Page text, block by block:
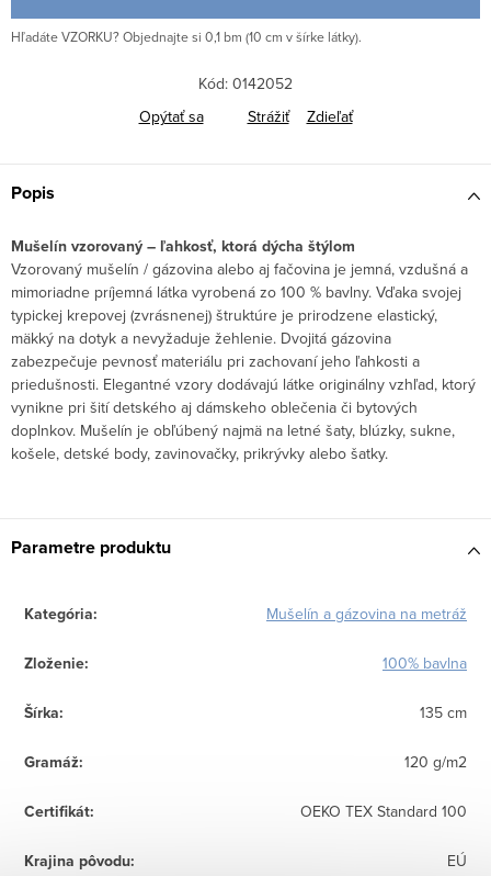
Hľadáte VZORKU? Objednajte si 0,1 bm (10 cm v šírke látky).
Kód: 0142052
Opýtať sa
Strážiť Zdieľať
Popis
Mušelín vzorovaný – ľahkosť, ktorá dýcha štýlom
Vzorovaný mušelín / gázovina alebo aj fačovina je jemná, vzdušná a
mimoriadne príjemná látka vyrobená zo 100 % bavlny. Vďaka svojej
typickej krepovej (zvrásnenej) štruktúre je prirodzene elastický,
mäkký na dotyk a nevyžaduje žehlenie. Dvojitá gázovina
zabezpečuje pevnosť materiálu pri zachovaní jeho ľahkosti a
priedušnosti. Elegantné vzory dodávajú látke originálny vzhľad, ktorý
vynikne pri šití detského aj dámskeho oblečenia či bytových
doplnkov. Mušelín je obľúbený najmä na letné šaty, blúzky, sukne,
košele, detské body, zavinovačky, prikrývky alebo šatky.
Parametre produktu
Kategória: Mušelín a gázovina na metráž
Zloženie: 100% bavlna
Šírka: 135 cm
Gramáž: 120 g/m2
Certifikát: OEKO TEX Standard 100
Krajina pôvodu: EÚ